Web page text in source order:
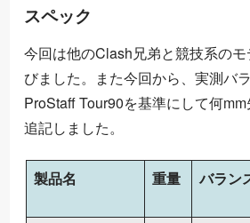
スペック
今回は他のClash兄弟と競技系の
びました。また今回から、実測バ
ProStaff Tour90を基準にして何
追記しました。
製品名 重量 バラン